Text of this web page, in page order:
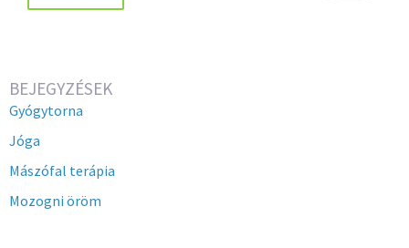
BEJEGYZÉSEK
Gyógytorna
Jóga
Mászófal terápia
Mozogni öröm